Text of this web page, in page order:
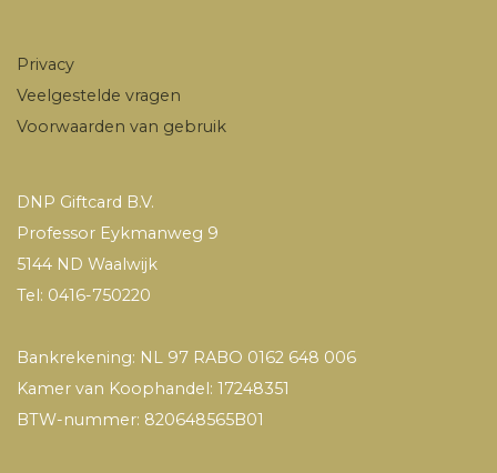
Privacy
Veelgestelde vragen
Voorwaarden van gebruik
DNP Giftcard B.V.
Professor Eykmanweg 9
5144 ND Waalwijk
Tel: 0416-750220
Bankrekening: NL 97 RABO 0162 648 006
Kamer van Koophandel: 17248351
BTW-nummer: 820648565B01